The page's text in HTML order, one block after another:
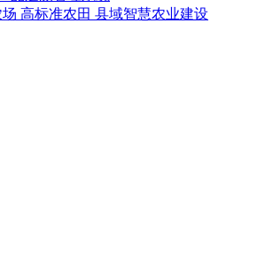
高标准农田 县域智慧农业建设